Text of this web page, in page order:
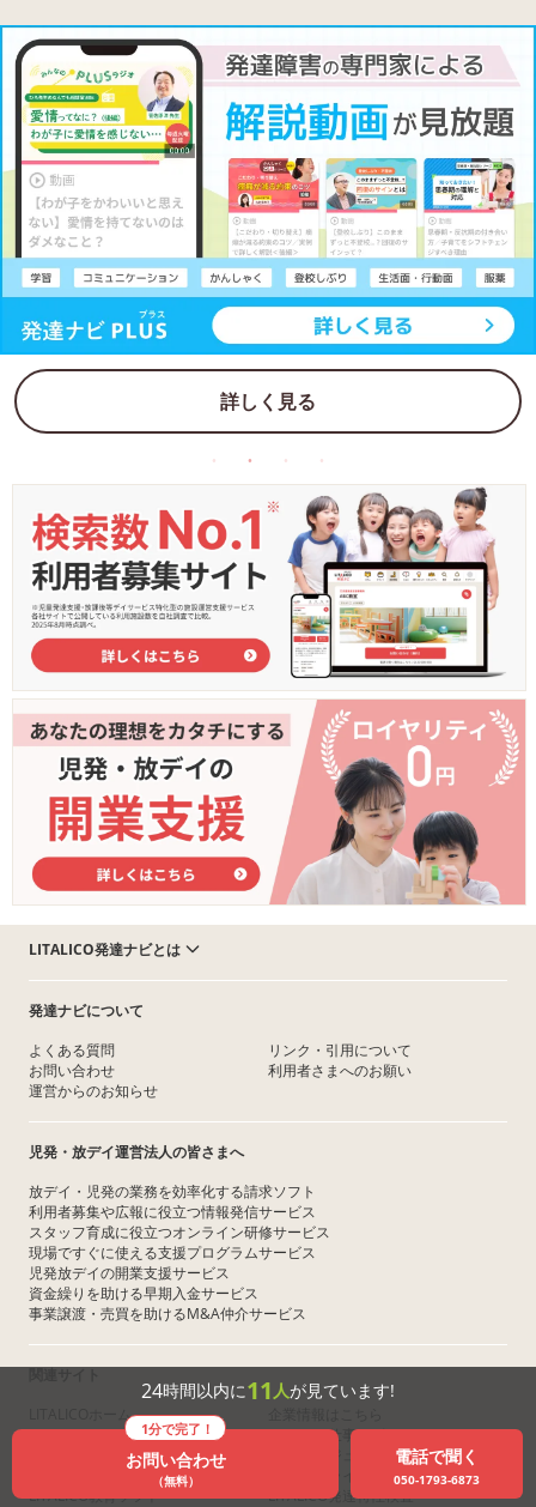
24時間以内に11 人が見ています!
1分で完了！
お問い合わせ
（無料）
電話で聞く
050-1793-6873
詳しく見る
LITALICO発達ナビとは
発達ナビについて
よくある質問
お問い合わせ
運営からのお知らせ
リンク・引用について
利用者さまへのお願い
児発・放デイ運営法人の皆さまへ
放デイ・児発の業務を効率化する請求ソフト
利用者募集や広報に役立つ情報発信サービス
スタッフ育成に役立つオンライン研修サービス
現場ですぐに使える支援プログラムサービス
児発放デイの開業支援サービス
資金繰りを助ける早期入金サービス
事業譲渡・売買を助けるM&A仲介サービス
LITALICOホーム
LITALICOワークス
LITALICOキャリア
LITALICOワンダー
LITALICO教育ソフト
LITALICO仕事ナビ
LITALICO発達特性検査